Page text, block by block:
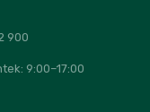
900
9:00–17:00